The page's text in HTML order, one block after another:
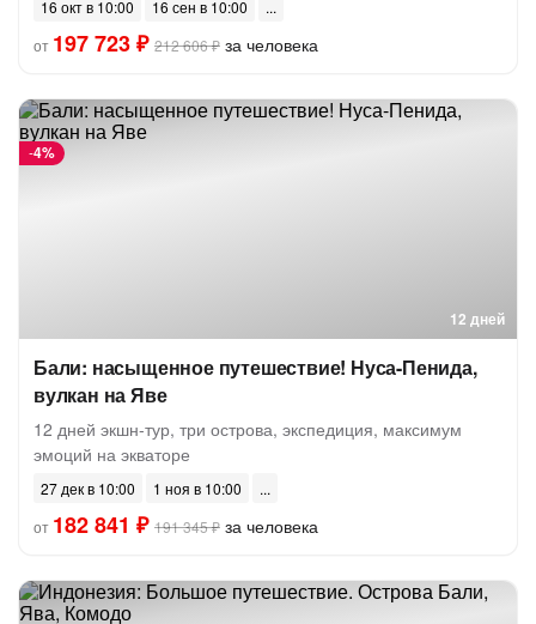
16 окт в 10:00
16 сен в 10:00
от 197 723 ₽ 212 606 ₽ за человека
12 дней
-4%
Бали: насыщенное путешествие! Нуса-Пенида,
вулкан на Яве
12 дней экшн-тур, три острова, экспедиция, максимум
эмоций на экваторе
27 дек в 10:00
1 ноя в 10:00
от 182 841 ₽ 191 345 ₽ за человека